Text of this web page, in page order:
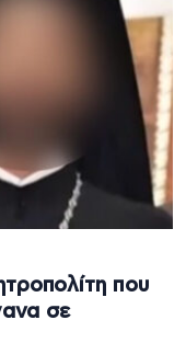
που
σε